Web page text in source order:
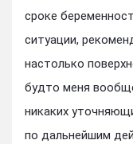
сроке
ситуации,
настолько
будто меня
никаких
по дальнейшим